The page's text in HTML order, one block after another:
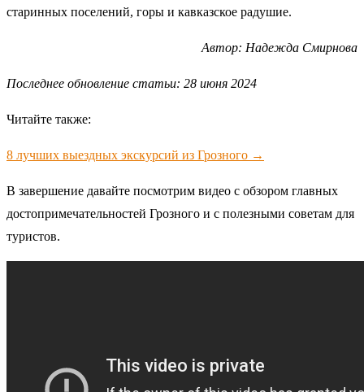
старинных поселений, горы и кавказское радушие.
Автор: Надежда Смирнова
Последнее обновление статьи: 28 июня 2024
Читайте также:
8 лучших выездных экскурсий из Грозного →
В завершение давайте посмотрим видео с обзором главных
достопримечательностей Грозного и с полезными советам для
туристов.